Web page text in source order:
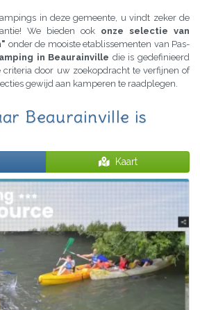
in deze gemeente, u vindt zeker de
We bieden ook onze selectie van
onder de mooiste etablissementen van Pas-
in Beaurainville die is gedefinieerd
door uw zoekopdracht te verfijnen of
gewijd aan kamperen te raadplegen.
Beaurainville is
Kaart